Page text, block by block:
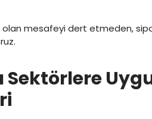
olan mesafeyi dert etmeden,
Sektörlere